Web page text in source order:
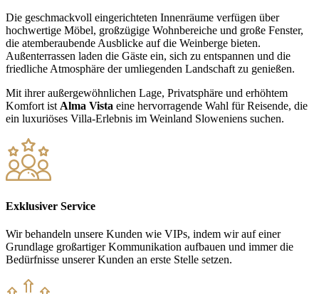
Die geschmackvoll eingerichteten Innenräume verfügen über
hochwertige Möbel, großzügige Wohnbereiche und große Fenster,
die atemberaubende Ausblicke auf die Weinberge bieten.
Außenterrassen laden die Gäste ein, sich zu entspannen und die
friedliche Atmosphäre der umliegenden Landschaft zu genießen.
Mit ihrer außergewöhnlichen Lage, Privatsphäre und erhöhtem
Komfort ist Alma Vista eine hervorragende Wahl für Reisende, die
ein luxuriöses Villa-Erlebnis im Weinland Sloweniens suchen.
Exklusiver Service
Wir behandeln unsere Kunden wie VIPs, indem wir auf einer
Grundlage großartiger Kommunikation aufbauen und immer die
Bedürfnisse unserer Kunden an erste Stelle setzen.